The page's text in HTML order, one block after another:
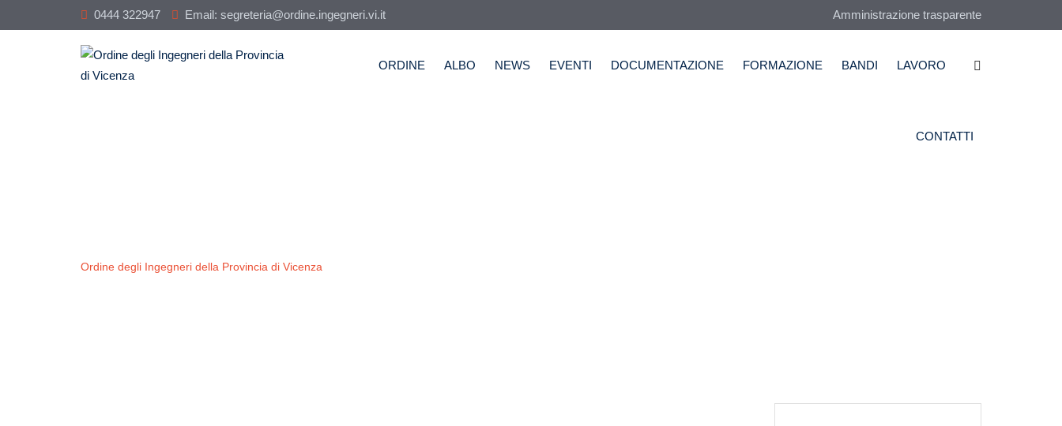
to
0444 322947 Email: segreteria@ordine.ingegneri.vi.it Amministrazione trasparente
ORDINE ALBO NEWS EVENTI DOCUMENTAZIONE FORMAZIONE BANDI LAVORO
CONTATTI
Ordine degli Ingegneri della Provincia di Vicenza